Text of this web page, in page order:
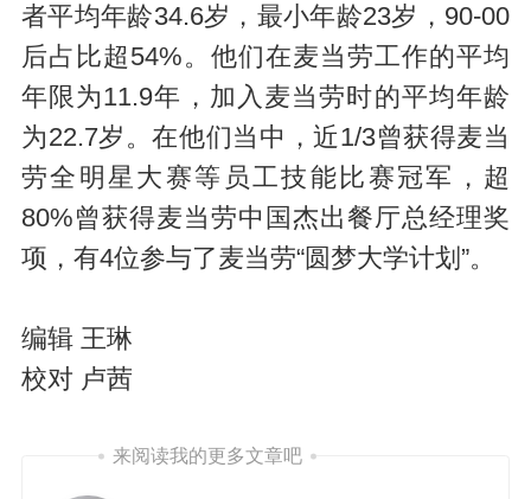
者平均年龄34.6岁，最小年龄23岁，90-00
后占比超54%。他们在麦当劳工作的平均
年限为11.9年，加入麦当劳时的平均年龄
为22.7岁。在他们当中，近1/3曾获得麦当
劳全明星大赛等员工技能比赛冠军，超
80%曾获得麦当劳中国杰出餐厅总经理奖
项，有4位参与了麦当劳“圆梦大学计划”。
编辑 王琳
校对 卢茜
来阅读我的更多文章吧